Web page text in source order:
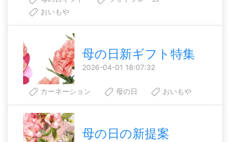
おいもや
母の日新ギフト特集
2026-04-01 18:07:32
カーネーション 母の日 おいもや
母の日の新提案